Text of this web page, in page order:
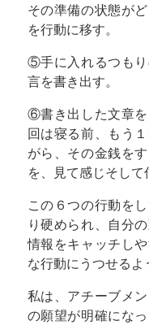
その準備の状態が
を行動に移す。
⑤手に入れるつも
言を書き出す。
⑥書き出した文章を
回は寝る前、もう
がら、その金銭を
を、見て感じそして
この６つの行動を
り硬められ、自分
情報をキャッチし
な行動にうつせるよ
私は、アチーブメ
の願望が明確にな